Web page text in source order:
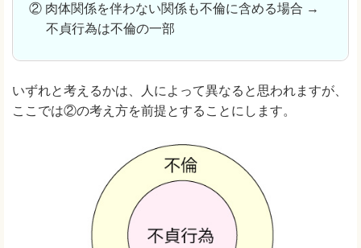
② 肉体関係を伴わない関係も不倫に含める場合 →
不貞行為は不倫の一部
いずれと考えるかは、人によって異なると思われますが、
ここでは②の考え方を前提とすることにします。